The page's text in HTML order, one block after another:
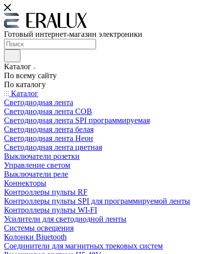
Готовый интернет-магазин электроники
Каталог
По всему сайту
По каталогу
Каталог
Светодиодная лента
Светодиодная лента COB
Светодиодная лента SPI программируемая
Светодиодная лента белая
Светодиодная лента Неон
Светодиодная лента цветная
Выключатели розетки
Управление светом
Выключатели реле
Коннекторы
Контроллеры пульты RF
Контроллеры пульты SPI для программируемой ленты
Контроллеры пульты WI-FI
Усилители для светодиодной ленты
Системы освещения
Колонки Biuetooth
Соединители для магнитных трековых систем